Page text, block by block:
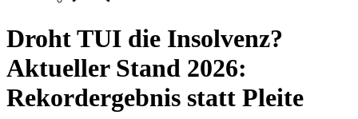
Droht TUI die Insolvenz?
Aktueller Stand 2026:
Rekordergebnis statt Pleite